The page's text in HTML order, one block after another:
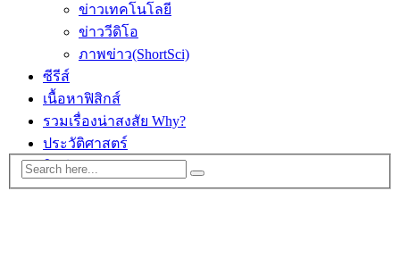
ข่าวเทคโนโลยี
ข่าววีดิโอ
ภาพข่าว(ShortSci)
ซีรีส์
เนื้อหาฟิสิกส์
รวมเรื่องน่าสงสัย Why?
ประวัติศาสตร์
ติดต่อ